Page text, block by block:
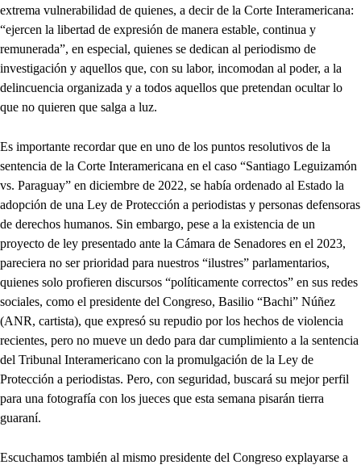
extrema vulnerabilidad de quienes, a decir de la Corte Interamericana:
“ejercen la libertad de expresión de manera estable, continua y
remunerada”, en especial, quienes se dedican al periodismo de
investigación y aquellos que, con su labor, incomodan al poder, a la
delincuencia organizada y a todos aquellos que pretendan ocultar lo
que no quieren que salga a luz.
Es importante recordar que en uno de los puntos resolutivos de la
sentencia de la Corte Interamericana en el caso “Santiago Leguizamón
vs. Paraguay” en diciembre de 2022, se había ordenado al Estado la
adopción de una Ley de Protección a periodistas y personas defensoras
de derechos humanos. Sin embargo, pese a la existencia de un
proyecto de ley presentado ante la Cámara de Senadores en el 2023,
pareciera no ser prioridad para nuestros “ilustres” parlamentarios,
quienes solo profieren discursos “políticamente correctos” en sus redes
sociales, como el presidente del Congreso, Basilio “Bachi” Núñez
(ANR, cartista), que expresó su repudio por los hechos de violencia
recientes, pero no mueve un dedo para dar cumplimiento a la sentencia
del Tribunal Interamericano con la promulgación de la Ley de
Protección a periodistas. Pero, con seguridad, buscará su mejor perfil
para una fotografía con los jueces que esta semana pisarán tierra
guaraní.
Escuchamos también al mismo presidente del Congreso explayarse a